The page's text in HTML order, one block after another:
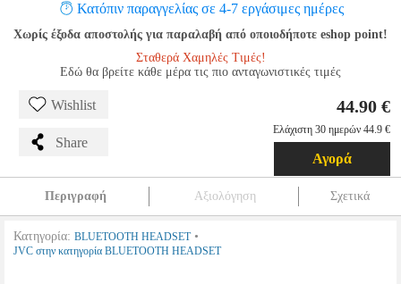
Κατόπιν παραγγελίας σε 4-7 εργάσιμες ημέρες
Χωρίς έξοδα αποστολής για παραλαβή από οποιοδήποτε eshop point!
Σταθερά Χαμηλές Τιμές!
Εδώ θα βρείτε κάθε μέρα τις πιο ανταγωνιστικές τιμές
Wishlist
Share
44.90 €
Ελάχιστη 30 ημερών 44.9 €
Αγορά
Περιγραφή Αξιολόγηση Σχετικά
Κατηγορία: BLUETOOTH HEADSET•
JVC στην κατηγορία BLUETOOTH HEADSET